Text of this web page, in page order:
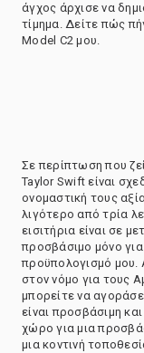
άγχος άρχισε να
τίμημα. Δείτε πώς
Model C2 μου.
Σε περίπτωση που
Taylor Swift είναι
ονομαστική τους
λιγότερο από τρία
εισιτήρια είναι σε
προσβάσιμο μόνο
προϋπολογισμό μου.
στον νόμο για τους
μπορείτε να
είναι προσβάσιμη
χώρο για μια
μια κοντινή